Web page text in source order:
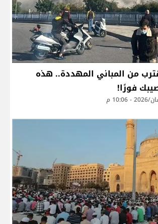
من المباني المهددة.. هذه
فورًا!